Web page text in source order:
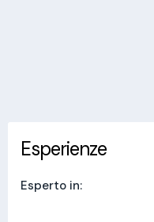
Esperienze
Esperto in: